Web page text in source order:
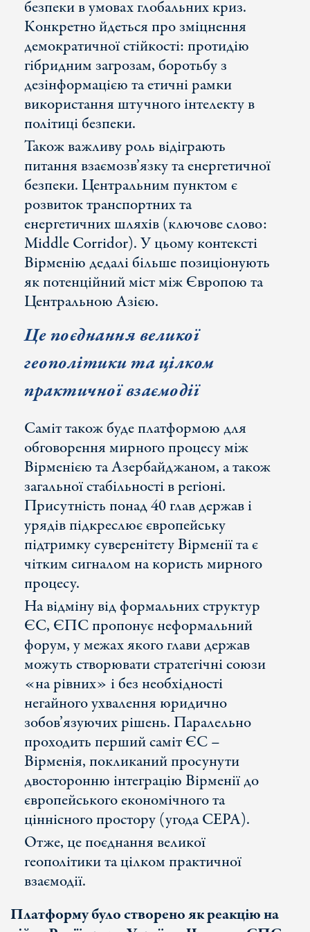
безпеки в умовах глобальних криз.
Конкретно йдеться про зміцнення
демократичної стійкості: протидію
гібридним загрозам, боротьбу з
дезінформацією та етичні рамки
використання штучного інтелекту в
політиці безпеки.
Також важливу роль відіграють
питання взаємозв’язку та енергетичної
безпеки. Центральним пунктом є
розвиток транспортних та
енергетичних шляхів (ключове слово:
Middle Corridor). У цьому контексті
Вірменію дедалі більше позиціонують
як потенційний міст між Європою та
Центральною Азією.
Це поєднання великої
геополітики та цілком
практичної взаємодії
Саміт також буде платформою для
обговорення мирного процесу між
Вірменією та Азербайджаном, а також
загальної стабільності в регіоні.
Присутність понад 40 глав держав і
урядів підкреслює європейську
підтримку суверенітету Вірменії та є
чітким сигналом на користь мирного
процесу.
На відміну від формальних структур
ЄС, ЄПС пропонує неформальний
форум, у межах якого глави держав
можуть створювати стратегічні союзи
«на рівних» і без необхідності
негайного ухвалення юридично
зобов’язуючих рішень. Паралельно
проходить перший саміт ЄС –
Вірменія, покликаний просунути
двосторонню інтеграцію Вірменії до
європейського економічного та
ціннісного простору (угода CEPA).
Отже, це поєднання великої
геополітики та цілком практичної
взаємодії.
Платформубуло створено як реакцію на